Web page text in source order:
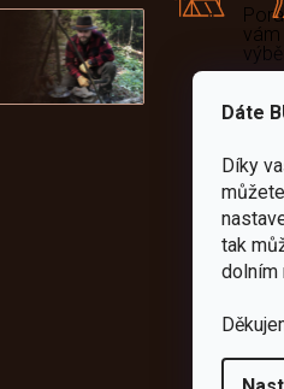
Dáte
Díky
tak
dolním
vám